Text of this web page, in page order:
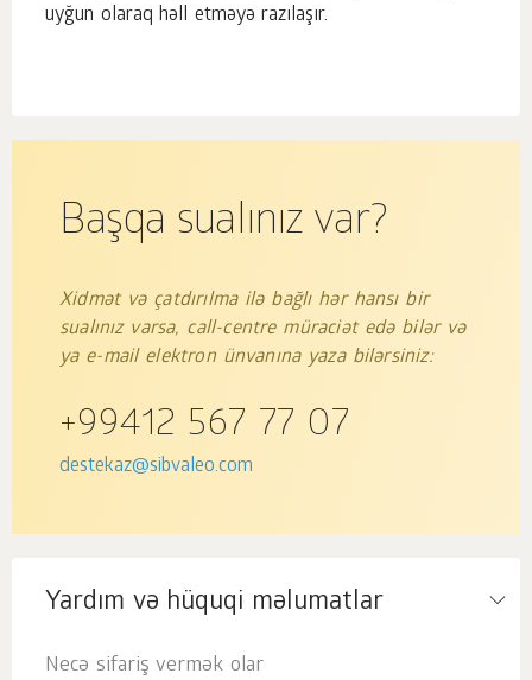
uyğun olaraq həll etməyə razılaşır.
Başqa sualınız var?
Xidmət və çatdırılma ilə bağlı hər hansı bir
sualınız varsa, call-centre müraciət edə bilər və
ya e-mail elektron ünvanına yaza bilərsiniz:
+99412 567 77 07
destekaz@sibvaleo.com
Yardım və hüquqi məlumatlar
Necə sifariş vermək olar